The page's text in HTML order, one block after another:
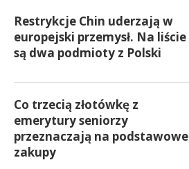
Restrykcje Chin uderzają w
europejski przemysł. Na liście
są dwa podmioty z Polski
Co trzecią złotówkę z
emerytury seniorzy
przeznaczają na podstawowe
zakupy